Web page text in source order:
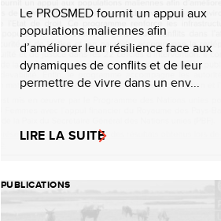
Le PROSMED fournit un appui aux
populations maliennes afin
d’améliorer leur résilience face aux
dynamiques de conflits et de leur
permettre de vivre dans un env...
LIRE LA SUITE
PUBLICATIONS